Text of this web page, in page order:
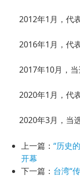
2012年1月，代
2016年1月，代
2017年10月，
2020年1月，代
2020年3月，当
上一篇： “历史
开幕
下一篇： 台湾“